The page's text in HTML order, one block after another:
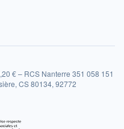
€ – RCS Nanterre 351 058 151
CS 80134, 92772